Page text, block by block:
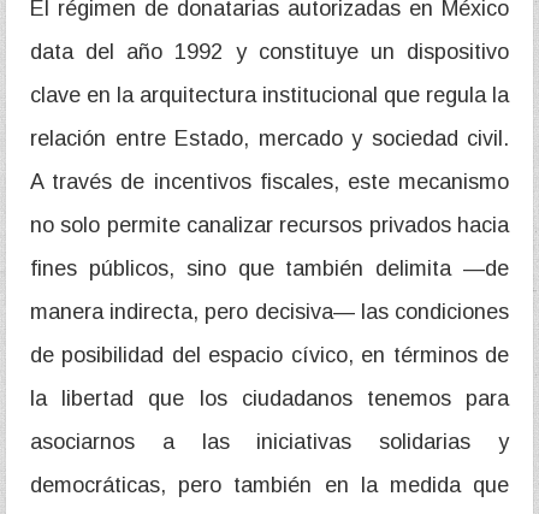
El régimen de donatarias autorizadas en México
data del año 1992 y constituye un dispositivo
clave en la arquitectura institucional que regula la
relación entre Estado, mercado y sociedad civil.
A través de incentivos fiscales, este mecanismo
no solo permite canalizar recursos privados hacia
fines públicos, sino que también delimita —de
manera indirecta, pero decisiva— las condiciones
de posibilidad del espacio cívico, en términos de
la libertad que los ciudadanos tenemos para
asociarnos a las iniciativas solidarias y
democráticas, pero también en la medida que